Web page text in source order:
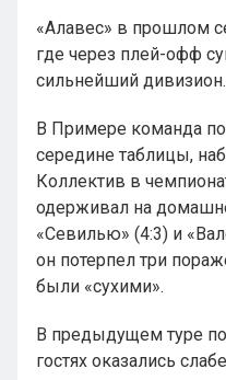
«Алавес» в прошлом
где через плей-офф
сильнейший дивизион.
В Примере команда
середине таблицы,
Коллектив в
одерживал на
«Севилью» (4:3) и
он потерпел три
были «сухими».
В предыдущем туре
гостях оказались